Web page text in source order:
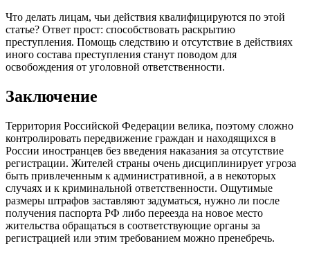
Что делать лицам, чьи действия квалифицируются по этой
статье? Ответ прост: способствовать раскрытию
преступления. Помощь следствию и отсутствие в действиях
иного состава преступления станут поводом для
освобождения от уголовной ответственности.
Заключение
Территория Российской Федерации велика, поэтому сложно
контролировать передвижение граждан и находящихся в
России иностранцев без введения наказания за отсутствие
регистрации. Жителей страны очень дисциплинирует угроза
быть привлеченным к административной, а в некоторых
случаях и к криминальной ответственности. Ощутимые
размеры штрафов заставляют задуматься, нужно ли после
получения паспорта РФ либо переезда на новое место
жительства обращаться в соответствующие органы за
регистрацией или этим требованием можно пренебречь.